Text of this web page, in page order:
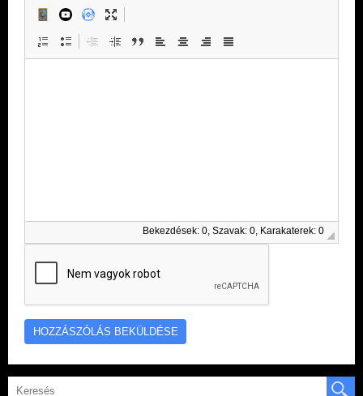
Bekezdések: 0, Szavak: 0, Karakaterek: 0